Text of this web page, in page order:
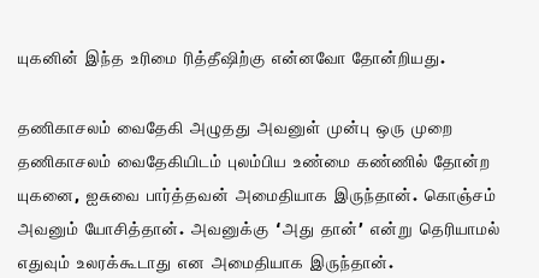
யுகனின் இந்த உரிமை ரித்தீஷிற்கு என்னவோ தோன்றியது.
தணிகாசலம் வைதேகி அழுதது அவனுள் முன்பு ஒரு முறை
தணிகாசலம் வைதேகியிடம் புலம்பிய உண்மை கண்ணில் தோன்ற
யுகனை, ஐசுவை பார்த்தவன் அமைதியாக இருந்தான். கொஞ்சம்
அவனும் யோசித்தான். அவனுக்கு ‘அது தான்’ என்று தெரியாமல்
எதுவும் உலரக்கூடாது என அமைதியாக இருந்தான்.